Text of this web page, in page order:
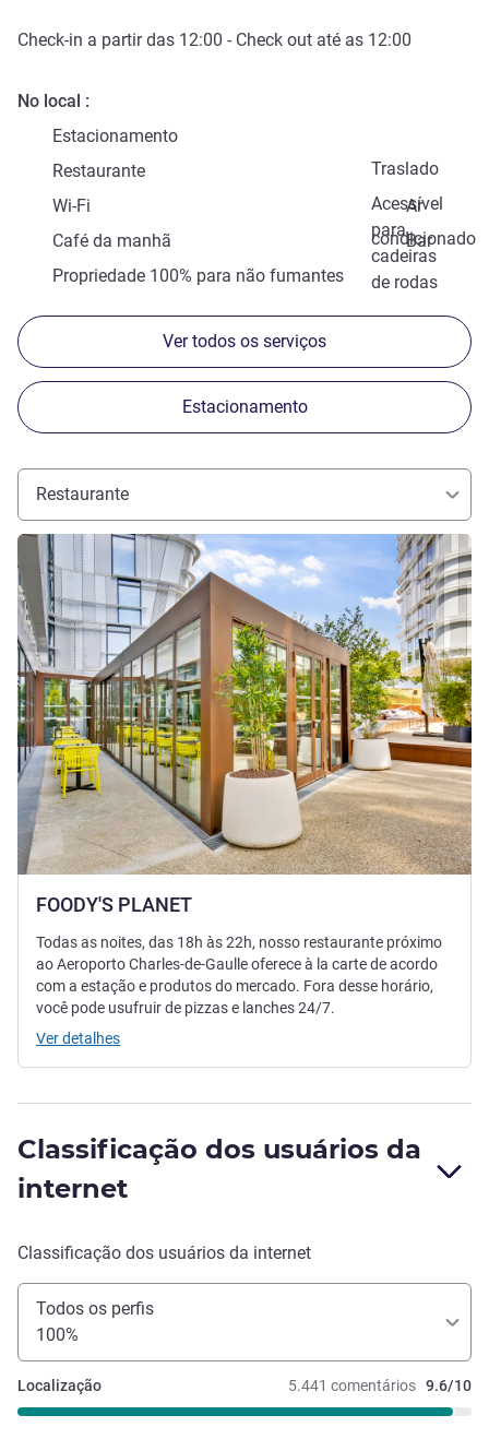
Check-in a partir das 12:00 - Check out até as 12:00
No local
Estacionamento
Traslado
Restaurante
Acessível
para
cadeiras
de rodas
Wi-Fi
Ar
condicionado
Café da manhã
Bar
Propriedade 100% para não fumantes
Ver todos os serviços
Estacionamento
Restaurante
FOODY'S PLANET
Ver detalhes
Todas as noites, das 18h às 22h, nosso restaurante próximo
ao Aeroporto Charles-de-Gaulle oferece à la carte de acordo
com a estação e produtos do mercado. Fora desse horário,
você pode usufruir de pizzas e lanches 24/7.
Ver detalhes
Classificação dos usuários da
internet
Classificação dos usuários da internet
Todos os perfis
100%
5.441 comentários 9.6/10
Localização